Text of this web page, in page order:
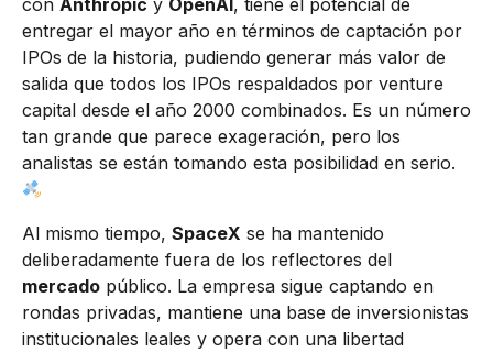
con Anthropic y OpenAI, tiene el potencial de
entregar el mayor año en términos de captación por
IPOs de la historia, pudiendo generar más valor de
salida que todos los IPOs respaldados por venture
capital desde el año 2000 combinados. Es un número
tan grande que parece exageración, pero los
analistas se están tomando esta posibilidad en serio.
Al mismo tiempo, SpaceX se ha mantenido
deliberadamente fuera de los reflectores del
mercado público. La empresa sigue captando en
rondas privadas, mantiene una base de inversionistas
institucionales leales y opera con una libertad